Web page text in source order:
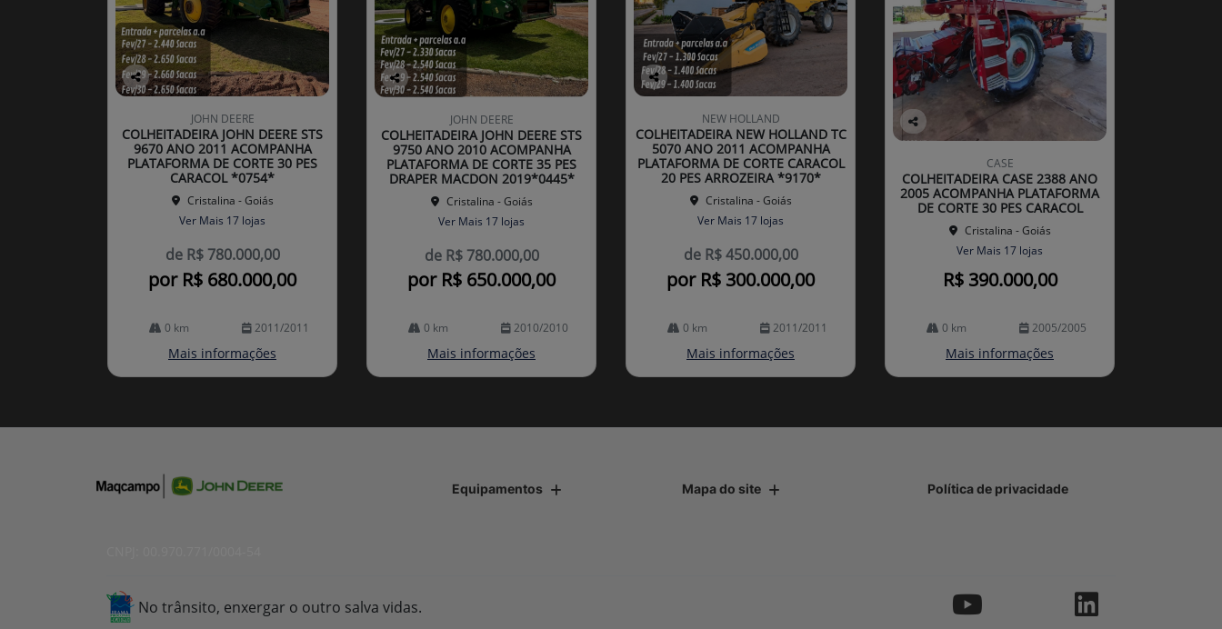
Co
arti
lhe
JOHN DEERE
COLHEITADEIRA JOHN DEERE STS
9670 ANO 2011 ACOMPANHA
PLATAFORMA DE CORTE 30 PES
CARACOL *0754*
Cristalina - Goiás
Ver Mais 17 lojas
de R$ 780.000,00
por R$ 680.000,00
0 km 2011/2011
Mais informações
Co
arti
lhe
JOHN DEERE
COLHEITADEIRA JOHN DEERE STS
9750 ANO 2010 ACOMPANHA
PLATAFORMA DE CORTE 35 PES
DRAPER MACDON 2019*0445*
Cristalina - Goiás
Ver Mais 17 lojas
de R$ 780.000,00
por R$ 650.000,00
0 km 2010/2010
Mais informações
Co
arti
lhe
NEW HOLLAND
COLHEITADEIRA NEW HOLLAND TC
5070 ANO 2011 ACOMPANHA
PLATAFORMA DE CORTE CARACOL
20 PES ARROZEIRA *9170*
Cristalina - Goiás
Ver Mais 17 lojas
de R$ 450.000,00
por R$ 300.000,00
0 km 2011/2011
Mais informações
Co
arti
lhe
CASE
COLHEITADEIRA CASE 2388 ANO
2005 ACOMPANHA PLATAFORMA
DE CORTE 30 PES CARACOL
Cristalina - Goiás
Ver Mais 17 lojas
R$ 390.000,00
0 km 2005/2005
Mais informações
Equipamentos Mapa do site Política de privacidade
No trânsito, enxergar o outro salva vidas.